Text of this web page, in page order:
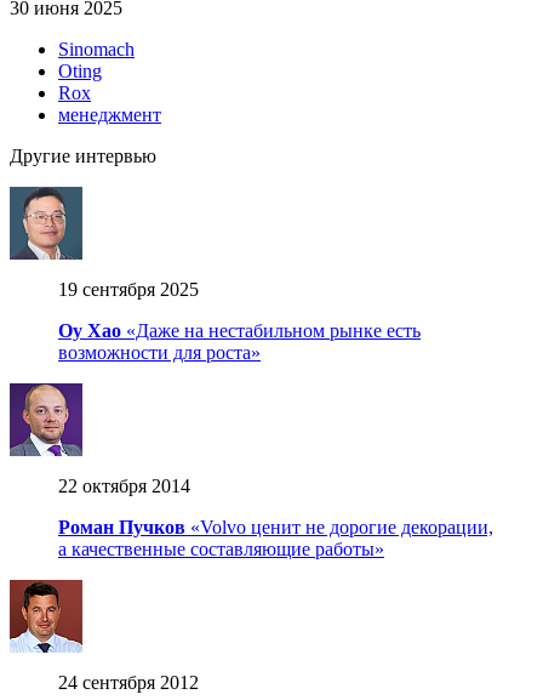
30 июня 2025
Sinomach
Oting
Rox
менеджмент
Другие интервью
19 сентября 2025
Оу Хао «Даже на нестабильном рынке есть
возможности для роста»
22 октября 2014
Роман Пучков «Volvo ценит не дорогие декорации,
а качественные составляющие работы»
24 сентября 2012